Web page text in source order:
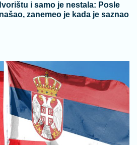
i samo je nestala: Posle
zanemeo je kada je saznao